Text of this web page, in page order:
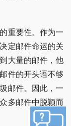
重要性。作为一
定邮件命运的关
大量的邮件，他
件的开头语不够
邮件。因此，一
多邮件中脱颖而